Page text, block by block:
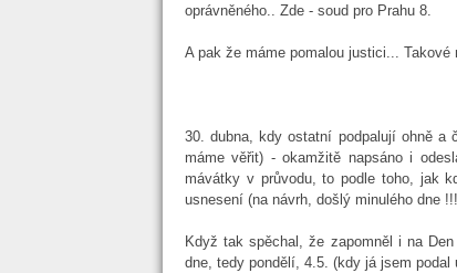
oprávněného.. Zde - soud pro Prahu 8.
A pak že máme pomalou justici...
30. dubna, kdy ostatní podpalují ohně a
máme věřit) - okamžitě napsáno i
mávátky v průvodu, to podle toho, jak
usnesení (na návrh, došlý minulého dne
Když tak spěchal, že zapomněl i na
dne, tedy pondělí, 4.5. (kdy já jsem